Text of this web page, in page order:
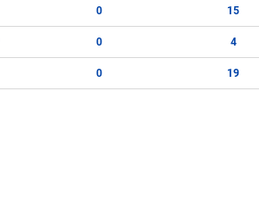
0 15
0 4
0 19